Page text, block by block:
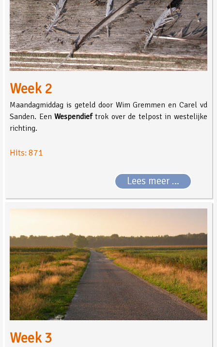
Week 2
Maandagmiddag is geteld door Wim Gremmen en Carel vd
Sanden. EenWespendieftrok over de telpost in westelijke
richting.
Hits: 871
Lees meer …
Week 3